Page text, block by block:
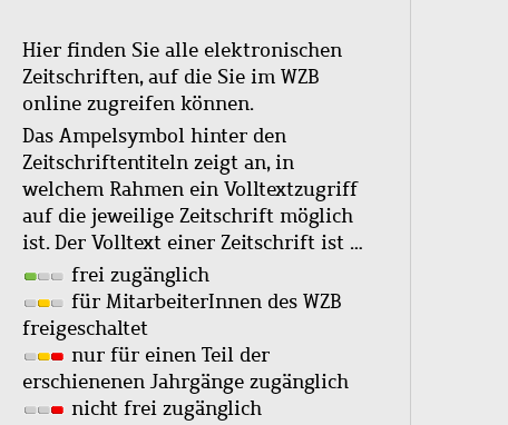
Hier finden Sie alle elektronischen
Zeitschriften, auf die Sie im WZB
online zugreifen können.
Das Ampelsymbol hinter den
Zeitschriftentiteln zeigt an, in
welchem Rahmen ein Volltextzugriff
auf die jeweilige Zeitschrift möglich
ist. Der Volltext einer Zeitschrift ist …
frei zugänglich
für MitarbeiterInnen des WZB
freigeschaltet
nur für einen Teil der
erschienenen Jahrgänge zugänglich
nicht frei zugänglich